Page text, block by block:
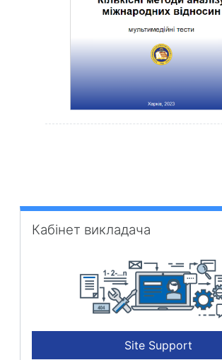
Кабінет викладача überspringen
Кабінет викладача
Site Support